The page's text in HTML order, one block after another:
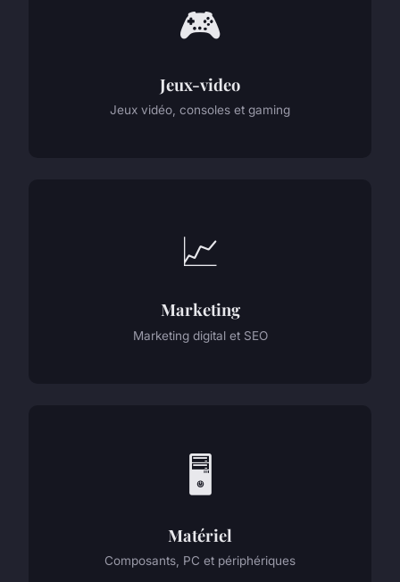
🎮
Jeux-video
Jeux vidéo, consoles et gaming
📈
Marketing
Marketing digital et SEO
🖥️
Matériel
Composants, PC et périphériques